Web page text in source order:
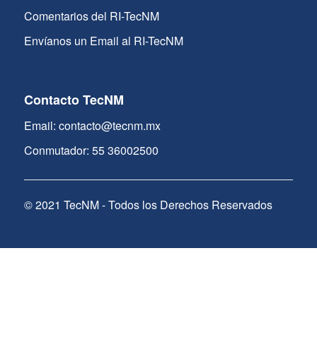
Comentarios del RI-TecNM
Envíanos un Email al RI-TecNM
Contacto TecNM
Email: contacto@tecnm.mx
Conmutador: 55 36002500
© 2021 TecNM - Todos los Derechos Reservados